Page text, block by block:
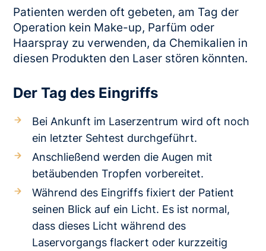
Patienten werden oft gebeten, am Tag der
Operation kein Make-up, Parfüm oder
Haarspray zu verwenden, da Chemikalien in
diesen Produkten den Laser stören könnten.
Der Tag des Eingriffs
Bei Ankunft im Laserzentrum wird oft noch
ein letzter Sehtest durchgeführt.
Anschließend werden die Augen mit
betäubenden Tropfen vorbereitet.
Während des Eingriffs fixiert der Patient
seinen Blick auf ein Licht. Es ist normal,
dass dieses Licht während des
Laservorgangs flackert oder kurzzeitig